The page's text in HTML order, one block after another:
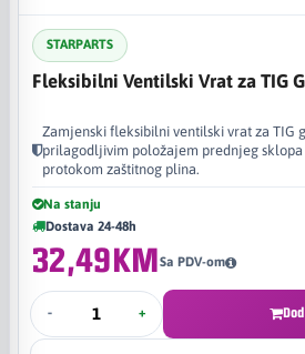
STARPARTS
Fleksibilni Ventilski Vrat za TIG
Zamjenski fleksibilni ventilski vrat za TIG
prilagodljivim položajem prednjeg
protokom zaštitnog plina.
Na stanju
Dostava 24-48h
32,49KMSa PDV-om
- +